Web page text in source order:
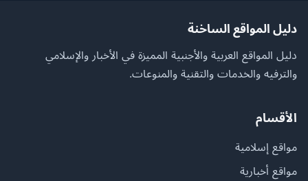
دليل المواقع الساخنة
دليل المواقع العربية والأجنبية المميزة في الأخبار والإسلامي
والترفيه والخدمات والتقنية والمنوعات.
الأقسام
مواقع إسلامية
مواقع أخبارية